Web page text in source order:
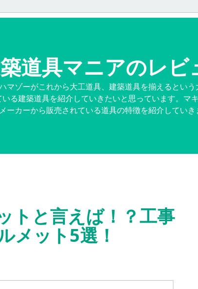
道具マニアのレビ
マゾーがこれから大工道具、建築道具を揃えるとい
る建築道具を紹介していきたいと思っています。マ
ーカーから販売されている道具の特徴を紹介していき
トと言えば！？工事
メット5選！